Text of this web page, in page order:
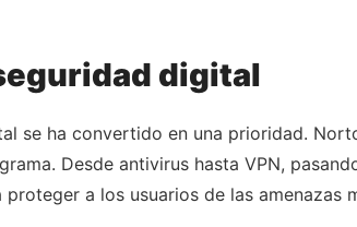
digital
se ha convertido en una prioridad.
Desde antivirus hasta VPN,
a los usuarios de las amenazas